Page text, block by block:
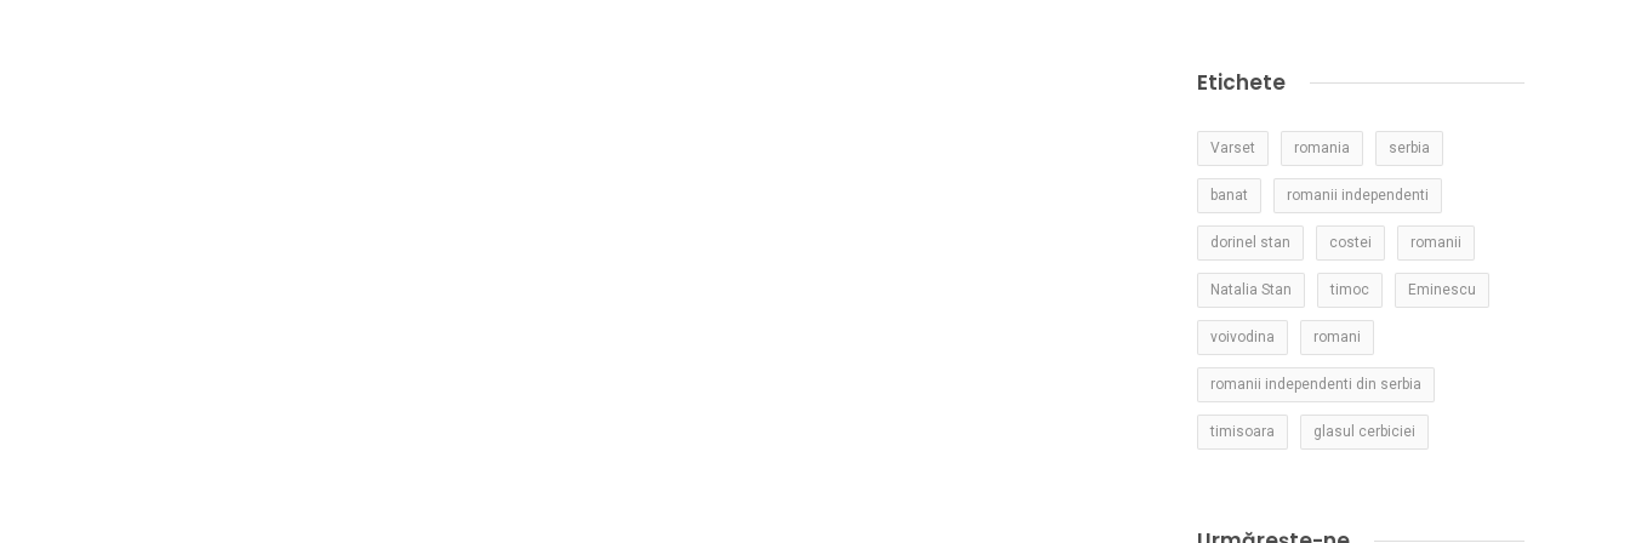
Etichete
Varset romania serbia
banat romanii independenti
dorinel stan costei romanii
Natalia Stan timoc Eminescu
voivodina romani
romanii independenti din serbia
timisoara glasul cerbiciei